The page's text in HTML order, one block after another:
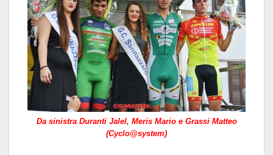
Da sinistra Duranti Jalel, Meris Mario e Grassi Matteo
(Cyclo@system)